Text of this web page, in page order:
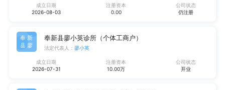
成立日期
2026-08-03
注册资本
0.00
公司状态
仍注册
奉新
县廖
奉新县廖小英诊所（个体工商户）
法定代表人： 廖小英
成立日期
2026-07-31
注册资本
10.00万
公司状态
开业